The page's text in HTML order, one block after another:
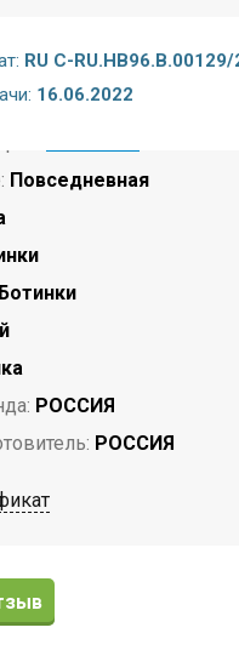
стопа
Размер в размер
Повседневная
Ботинки
РОССИЯ
РОССИЯ
RU C-RU.HB96.B.00129/
16.06.2022